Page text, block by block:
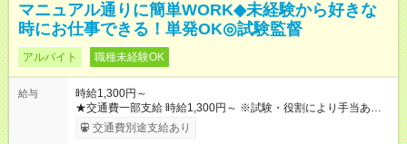
マニュアル通りに簡単WORK◆未経験から好きな
時にお仕事できる！単発OK◎試験監督
アルバイト 職種未経験OK
給与
時給1,300円～
★交通費一部支給 時給1,300円～ ※試験・役割により手当あり ※
勤務回数により昇給あり 【即給（前払い）オプションあり！】
希望される場合、勤務から1週間ほどで給与の一部を受け取れま
交通費別途支給あり